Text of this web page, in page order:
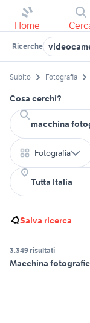
Home
Ricerche
Subito Fotografia
Cosa cerchi?
Fotografia
Salva ricerca
3.349 risultati
Macchina